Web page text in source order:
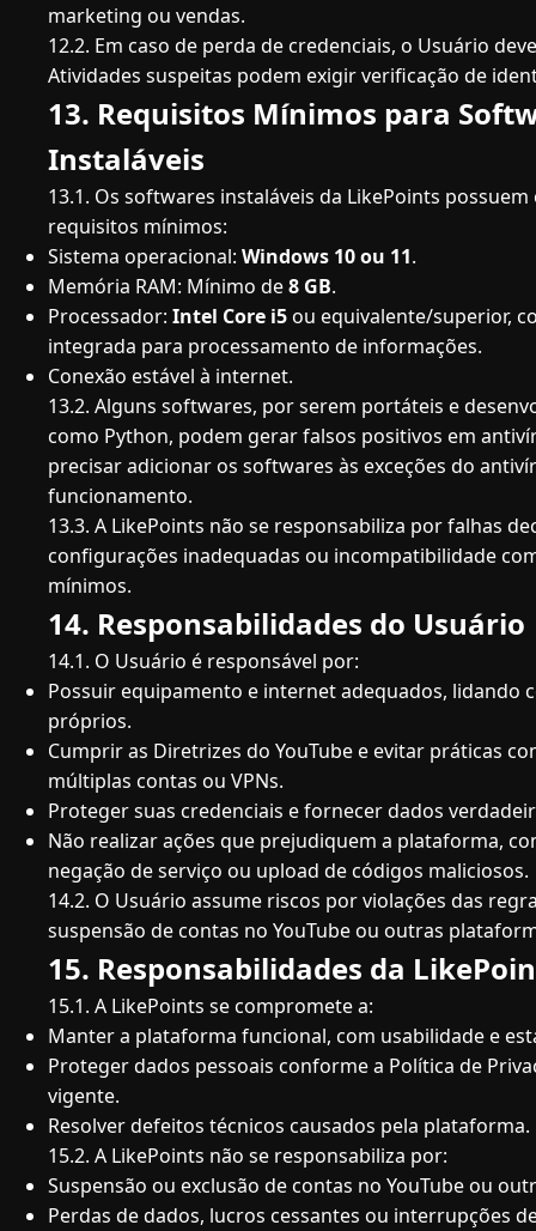
marketing ou vendas.
12.2. Em caso de perda de credenciais, o Usuário
Atividades suspeitas podem exigir verificação de
13. Requisitos Mínimos para
Instaláveis
13.1. Os softwares instaláveis da LikePoints
requisitos mínimos:
Sistema operacional: Windows 10 ou 11.
Memória RAM: Mínimo de8 GB.
Processador: Intel Core i5ou equivalente/superior,
integrada para processamento de informações.
Conexão estável à internet.
13.2. Alguns softwares, por serem portáteis e
como Python, podem gerar falsos positivos em
precisar adicionar os softwares às exceções do
funcionamento.
13.3. A LikePoints não se responsabiliza por falhas
configurações inadequadas ou incompatibilidade
mínimos.
14. Responsabilidades do Usuário
14.1. O Usuário é responsável por:
Possuir equipamento e internet adequados, lidando
próprios.
Cumprir as Diretrizes do YouTube e evitar práticas
múltiplas contas ou VPNs.
Proteger suas credenciais e fornecer dados
Não realizar ações que prejudiquem a plataforma,
negação de serviço ou upload de códigos maliciosos.
14.2. O Usuário assume riscos por violações das
suspensão de contas no YouTube ou outras
15. Responsabilidades da
15.1. A LikePoints se compromete a:
Manter a plataforma funcional, com usabilidade e
Proteger dados pessoais conforme a Política de
vigente.
Resolver defeitos técnicos causados pela plataforma.
15.2. A LikePoints não se responsabiliza por:
Suspensão ou exclusão de contas no YouTube ou
Perdas de dados, lucros cessantes ou interrupções